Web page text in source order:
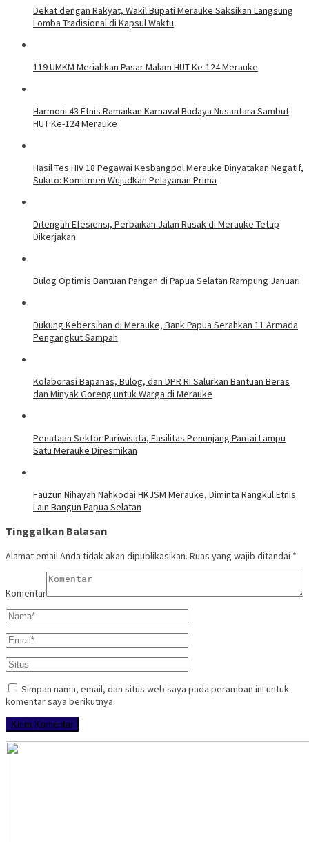
Dekat dengan Rakyat, Wakil Bupati Merauke Saksikan Langsung
Lomba Tradisional di Kapsul Waktu
119 UMKM Meriahkan Pasar Malam HUT Ke-124 Merauke
Harmoni 43 Etnis Ramaikan Karnaval Budaya Nusantara Sambut
HUT Ke-124 Merauke
Hasil Tes HIV 18 Pegawai Kesbangpol Merauke Dinyatakan Negatif,
Sukito: Komitmen Wujudkan Pelayanan Prima
Ditengah Efesiensi, Perbaikan Jalan Rusak di Merauke Tetap
Dikerjakan
Bulog Optimis Bantuan Pangan di Papua Selatan Rampung Januari
​Dukung Kebersihan di Merauke, Bank Papua Serahkan 11 Armada
Pengangkut Sampah
​Kolaborasi Bapanas, Bulog, dan DPR RI Salurkan Bantuan Beras
dan Minyak Goreng untuk Warga di Merauke
Penataan Sektor Pariwisata, Fasilitas Penunjang Pantai Lampu
Satu Merauke Diresmikan
Fauzun Nihayah Nahkodai HKJSM Merauke, Diminta Rangkul Etnis
Lain Bangun Papua Selatan
Tinggalkan Balasan
Alamat email Anda tidak akan dipublikasikan. Ruas yang wajib ditandai *
Komentar
Simpan nama, email, dan situs web saya pada peramban ini untuk
komentar saya berikutnya.